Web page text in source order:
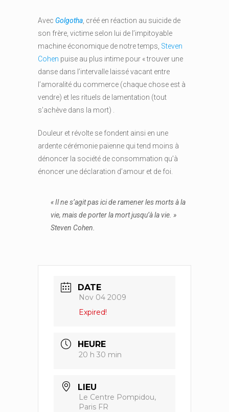
Avec Golgotha , créé en réaction au suicide de
son frère, victime selon lui de l’impitoyable
machine économique de notre temps, Steven
Cohen puise au plus intime pour « trouver une
danse dans l’intervalle laissé vacant entre
l’amoralité du commerce (chaque chose est à
vendre) et les rituels de lamentation (tout
s’achève dans la mort) .
Douleur et révolte se fondent ainsi en une
ardente cérémonie païenne qui tend moins à
dénoncer la société de consommation qu’à
énoncer une déclaration d’amour et de foi.
«Il ne s’agit pas ici de ramener les morts à la
vie, mais de porter la mort jusqu’à la vie. »
Steven Cohen.
DATE
Nov 04 2009
Expired!
HEURE
20 h 30 min
LIEU
Le Centre Pompidou,
Paris FR